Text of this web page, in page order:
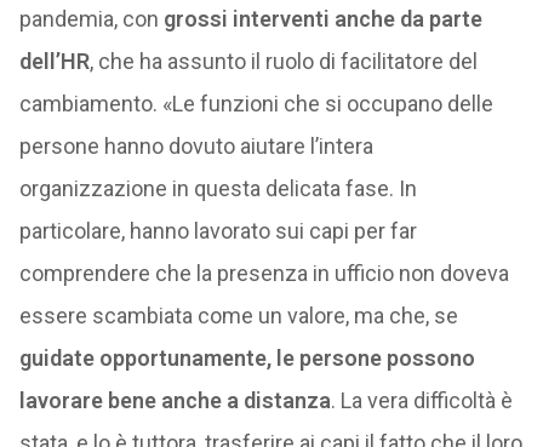
pandemia, con grossi interventi anche da parte
dell’HR, che ha assunto il ruolo di facilitatore del
cambiamento. «Le funzioni che si occupano delle
persone hanno dovuto aiutare l’intera
organizzazione in questa delicata fase. In
particolare, hanno lavorato sui capi per far
comprendere che la presenza in ufficio non doveva
essere scambiata come un valore, ma che, se
guidate opportunamente, le persone possono
lavorare bene anche a distanza. La vera difficoltà è